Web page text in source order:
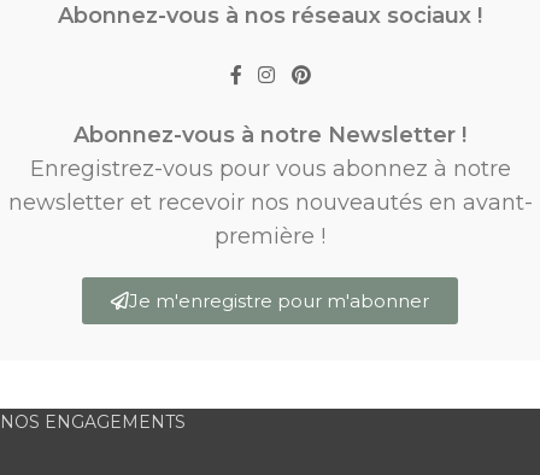
Abonnez-vous à nos réseaux sociaux !
Abonnez-vous à notre Newsletter !
Enregistrez-vous pour vous abonnez à notre
newsletter et recevoir nos nouveautés en avant-
première !
Je m'enregistre pour m'abonner
NOS ENGAGEMENTS